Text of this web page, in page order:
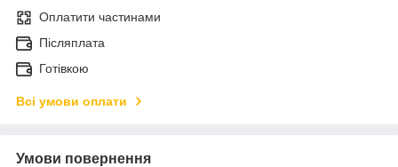
Оплатити частинами
Післяплата
Готівкою
Всі умови оплати
Умови повернення